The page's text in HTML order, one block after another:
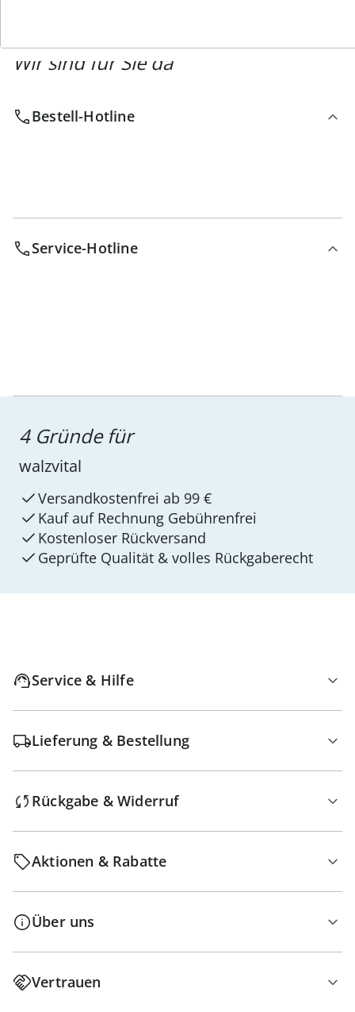
Wir sind für Sie da
Bestell-Hotline
Service-Hotline
4 Gründe für
walzvital
Versandkostenfrei ab 99 €
Kauf auf Rechnung Gebührenfrei
Kostenloser Rückversand
Geprüfte Qualität & volles Rückgaberecht
Service & Hilfe
Lieferung & Bestellung
Rückgabe & Widerruf
Aktionen & Rabatte
Über uns
Vertrauen